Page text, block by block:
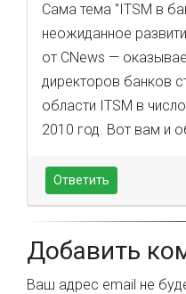
Сама тема "ITSM в
неожиданное
от CNews —
директоров банков
области ITSM в
2010 год. Вот вам и
Ответить
Добавить
Ваш адрес email не